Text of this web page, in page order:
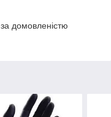
домовленістю